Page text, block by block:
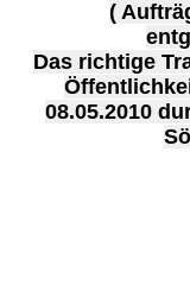
(
Das richtige
08.05.2010